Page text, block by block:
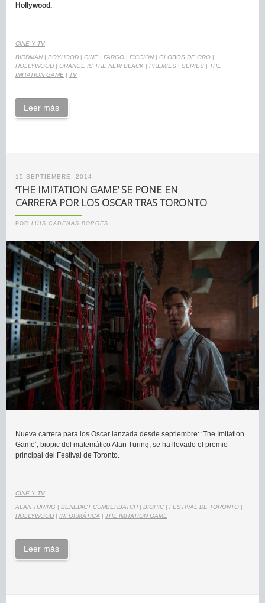
Hollywood.
CINE Y TV
BIRDMAN | BOYHOOD | CINE | FARGO | FICCIÓN | GLOBOS DE ORO |
HOLLYWOOD | ORANGE IS THE NEW BLACK | PREMIES | SERIES | THE
IMITATION GAME | TV
Leer más
15 SEPTIEMBRE, 2014
‘THE IMITATION GAME’ SE PONE EN
CARRERA POR LOS OSCAR TRAS TORONTO
POR LUIS CADENAS BORGES
Nueva carrera para los Oscar lanzada desde septiembre: ‘The Imitation
Game’, biopic del matemático Alan Turing, se ha llevado el premio
principal del Festival de Toronto.
CINE Y TV
ALAN TURING | BENEDICT CUMBERBATCH | BIOPIC | FESTIVAL DE TORONTO |
HOLLYWOOD | INFORMÁTICA | THE IMITATION GAME
Leer más